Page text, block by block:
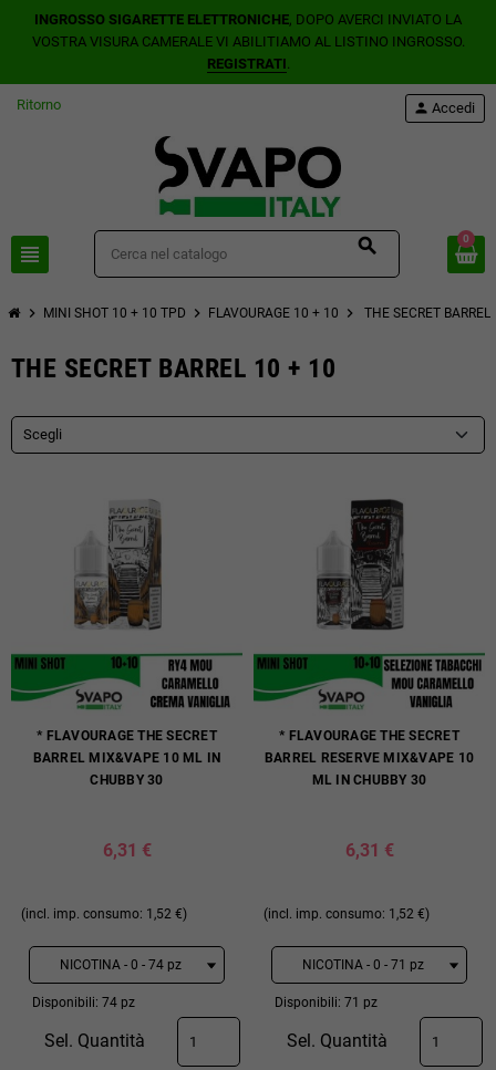
INGROSSO SIGARETTE ELETTRONICHE, DOPO AVERCI INVIATO LA
VOSTRA VISURA CAMERALE VI ABILITIAMO AL LISTINO INGROSSO.
REGISTRATI.
Ritorno
view_headline search
person Accedi
0
chevron_right MINI SHOT 10 + 10 TPD chevron_right FLAVOURAGE 10 + 10 chevron_right THE SECRET
THE SECRET BARREL 10 + 10
Scegli
* FLAVOURAGE THE SECRET
BARREL MIX&VAPE 10 ML IN
CHUBBY 30
6,31 €
(incl. imp. consumo: 1,52 €)
Disponibili: 74 pz
Sel. Quantità
* FLAVOURAGE THE SECRET
BARREL RESERVE MIX&VAPE 10
ML IN CHUBBY 30
6,31 €
(incl. imp. consumo: 1,52 €)
Disponibili: 71 pz
Sel. Quantità